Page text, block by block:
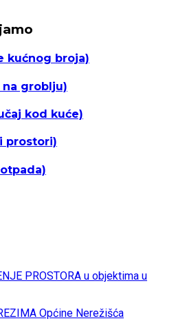
kućnog broja)
na groblju)
kod kuće)
prostori)
PROSTORA u objektima u
Općine Nerežišća